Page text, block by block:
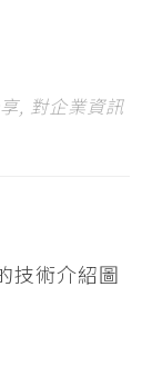
, 對企業資訊